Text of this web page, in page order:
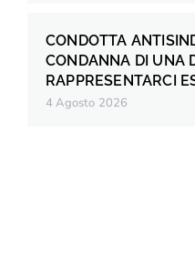
CONDOTTA
CONDANNA DI UNA
RAPPRESENTARCI
4 Agosto 2026